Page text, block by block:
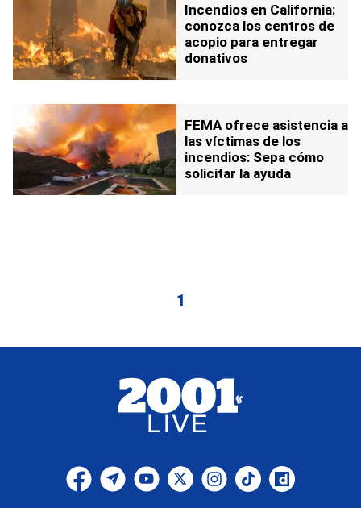
Incendios en California:
conozca los centros de
acopio para entregar
donativos
FEMA ofrece asistencia a
las víctimas de los
incendios: Sepa cómo
solicitar la ayuda
1